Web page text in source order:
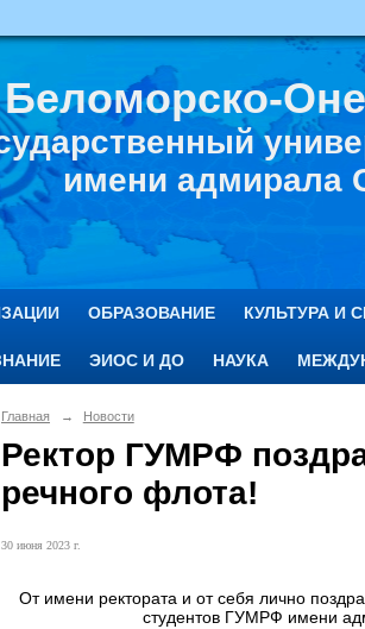
Беломорско-
имени адмирала
ОБРАЗОВАНИЕ КУЛЬТУРА И
ЭИОС И ДО НАУКА
Главная → Новости
Ректор ГУМРФ
речного флота!
30 июня 2023 г.
От имени ректората и от себя лично
студентов ГУМРФ имени